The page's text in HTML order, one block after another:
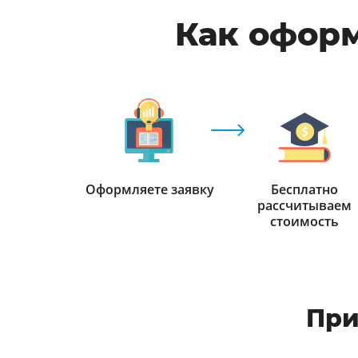
Как
Оформляете заявку
Бесплатно
рассчитываем
стоимость